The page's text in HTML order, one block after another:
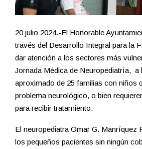
20 julio 2024.-El Honorable
través del Desarrollo Integral para la
dar atención a los sectores más
Jornada Médica de Neuropediatría, a
aproximado de 25 familias con niños
problema neurológico, o bien
para recibir tratamiento.
El neuropediatra Omar G. Manríquez
los pequeños pacientes sin ningún